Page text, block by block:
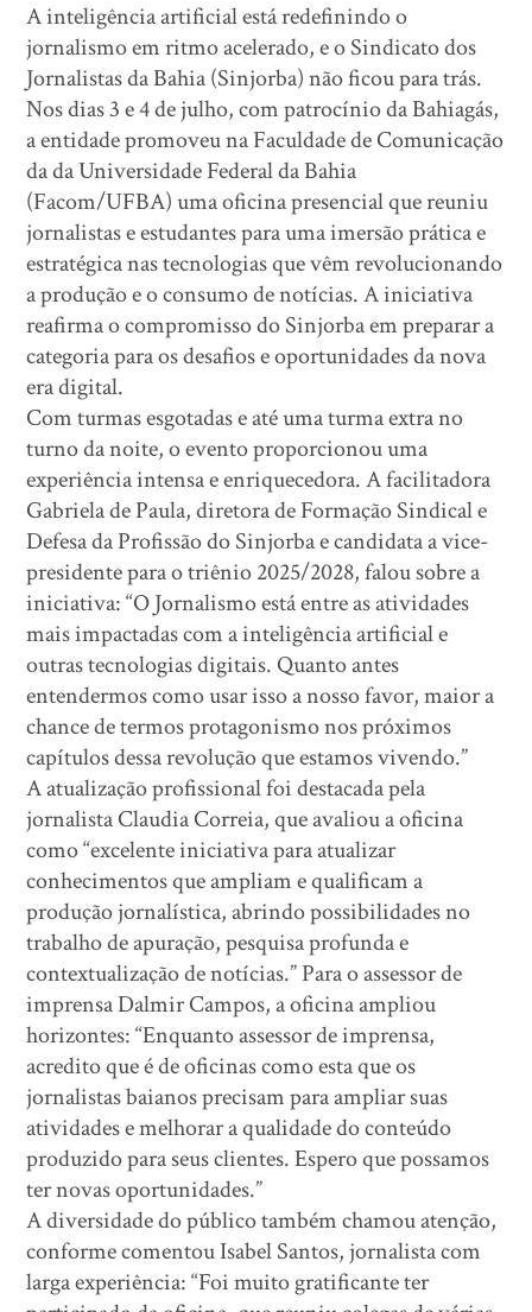
A inteligência artificial está redefinindo o
jornalismo em ritmo acelerado, e o Sindicato dos
Jornalistas da Bahia (Sinjorba) não ficou para trás.
Nos dias 3 e 4 de julho, com patrocínio da Bahiagás,
a entidade promoveu na Faculdade de Comunicação
da da Universidade Federal da Bahia
(Facom/UFBA) uma oficina presencial que reuniu
jornalistas e estudantes para uma imersão prática e
estratégica nas tecnologias que vêm revolucionando
a produção e o consumo de notícias. A iniciativa
reafirma o compromisso do Sinjorba em preparar a
categoria para os desafios e oportunidades da nova
era digital.
Com turmas esgotadas e até uma turma extra no
turno da noite, o evento proporcionou uma
experiência intensa e enriquecedora. A facilitadora
Gabriela de Paula, diretora de Formação Sindical e
Defesa da Profissão do Sinjorba e candidata a vice-
presidente para o triênio 2025/2028, falou sobre a
iniciativa: “O Jornalismo está entre as atividades
mais impactadas com a inteligência artificial e
outras tecnologias digitais. Quanto antes
entendermos como usar isso a nosso favor, maior a
chance de termos protagonismo nos próximos
capítulos dessa revolução que estamos vivendo.”
A atualização profissional foi destacada pela
jornalista Claudia Correia, que avaliou a oficina
como “excelente iniciativa para atualizar
conhecimentos que ampliam e qualificam a
produção jornalística, abrindo possibilidades no
trabalho de apuração, pesquisa profunda e
contextualização de notícias.” Para o assessor de
imprensa Dalmir Campos, a oficina ampliou
horizontes: “Enquanto assessor de imprensa,
acredito que é de oficinas como esta que os
jornalistas baianos precisam para ampliar suas
atividades e melhorar a qualidade do conteúdo
produzido para seus clientes. Espero que possamos
ter novas oportunidades.”
A diversidade do público também chamou atenção,
conforme comentou Isabel Santos, jornalista com
larga experiência: “Foi muito gratificante ter